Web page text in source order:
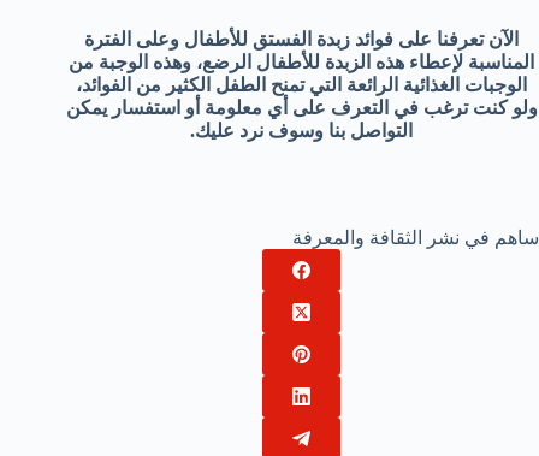
الآن تعرفنا على فوائد زبدة الفستق للأطفال وعلى الفترة
المناسبة لإعطاء هذه الزبدة للأطفال الرضع، وهذه الوجبة من
الوجبات الغذائية الرائعة التي تمنح الطفل الكثير من الفوائد،
ولو كنت ترغب في التعرف على أي معلومة أو استفسار يمكن
التواصل بنا وسوف نرد عليك.
ساهم في نشر الثقافة والمعرفة